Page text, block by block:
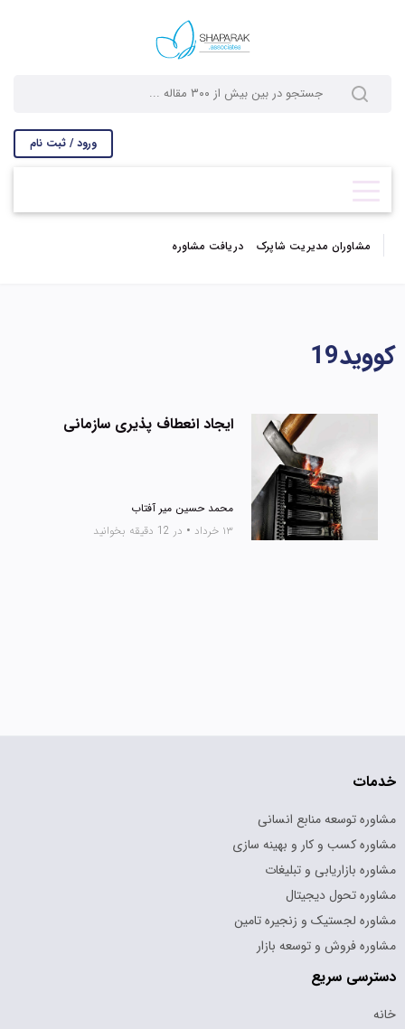
ورود / ثبت نام
مشاوران مدیریت شاپرک دریافت مشاوره
کووید19
ایجاد انعطاف پذیری سازمانی
محمد حسین میر آفتاب
۱۳ خرداد
• در 12 دقیقه بخوانید
خدمات
مشاوره توسعه منابع انسانی
مشاوره کسب و کار و بهینه سازی
مشاوره بازاریابی و تبلیغات
مشاوره تحول دیجیتال
مشاوره لجستیک و زنجیره تامین
مشاوره فروش و توسعه بازار
دسترسی سریع
خانه